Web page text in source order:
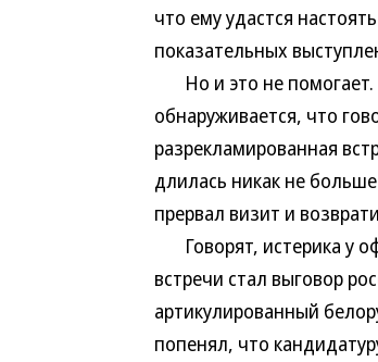
что ему удастся
показательных
Но и это не помогает.
обнаруживается, что
разрекламированная
длилась никак не
прервал визит и
Говорят, истерика у
встречи стал выговор
артикулированный
попенял, что